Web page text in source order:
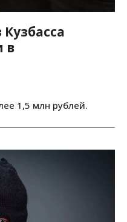
в
1,5 млн рублей.